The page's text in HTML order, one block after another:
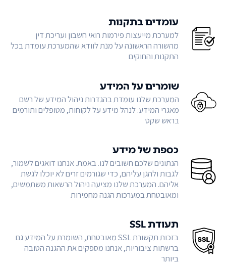
עומדים בתקנות
למערכת מייעצות פירמות רואי חשבון ועריכת דין
מהשורה הראשונה על מנת לוודא שהמערכת עומדת בכל
התקנות והחוקים
שומרים על המידע
המערכת שלנו עומדת בהגדרות ניהול המידע של רשם
מאגרי המידע. לנהל מידע על לקוחות, מטופלים ותורמים
בראש שקט
כספת של מידע
הנתונים שלכם חשובים לנו. באמת. אנחנו דואגים לשמור,
לגבות ולהגן עליהם, כדי שגורמים זרים לא יוכלו לגשת
אליהם. המערכת שלנו מציעה ניהול הרשאות משתמשים,
ומאובטחת במערכות הגנה מחמירות
תעודת SSL
בזכות תקשורת SSL מאובטחת, השומרת על המידע גם
ברשתות ציבוריות, אנחנו מספקים את ההגנה הטובה
ביותר